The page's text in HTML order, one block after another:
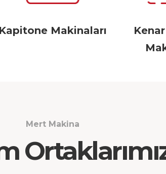
Kapitone Makinaları
Mert Makina